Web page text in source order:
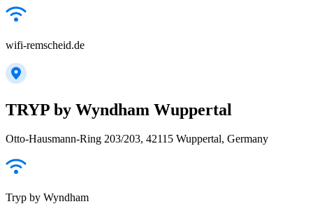
wifi-remscheid.de
TRYP by Wyndham Wuppertal
Otto-Hausmann-Ring 203/203, 42115 Wuppertal, Germany
Tryp by Wyndham